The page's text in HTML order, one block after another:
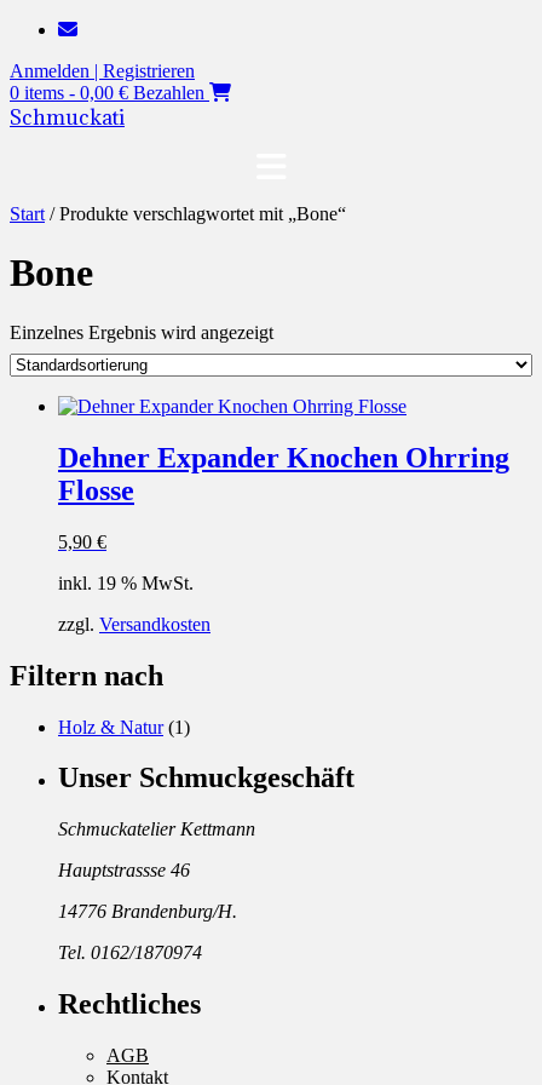
Zum
springen
Anmelden | Registrieren
0 items - 0,00 € Bezahlen
Schmuckati
Start / Produkte verschlagwortet mit „Bone“
Bone
Einzelnes Ergebnis wird angezeigt
Dehner Expander Knochen Ohrring
Flosse
5,90 €
inkl. 19 % MwSt.
zzgl. Versandkosten
Filtern nach
Holz & Natur (1)
Unser Schmuckgeschäft
Schmuckatelier Kettmann
Hauptstrassse 46
14776 Brandenburg/H.
Tel. 0162/1870974
Rechtliches
AGB
Kontakt